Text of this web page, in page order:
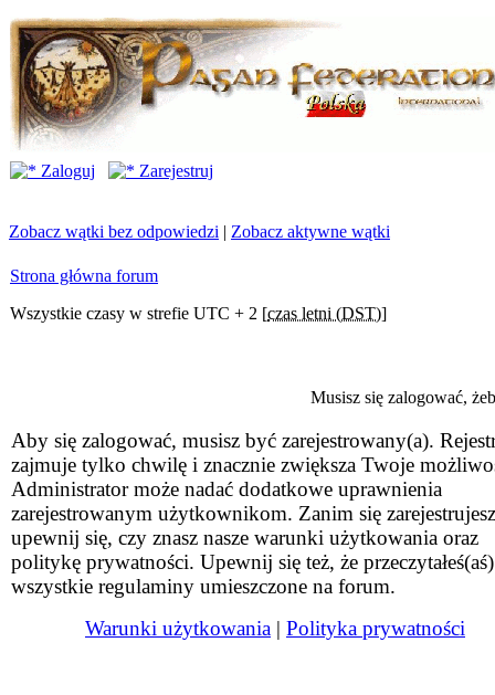
Zaloguj Zarejestruj
Zobacz wątki bez odpowiedzi | Zobacz aktywne wątki
Strona główna forum
Wszystkie czasy w strefie UTC + 2 [czas letni (DST)]
Musisz się zalogować,
Aby się zalogować, musisz być zarejestrowany(a).
zajmuje tylko chwilę i znacznie zwiększa Twoje
Administrator może nadać dodatkowe uprawnienia
zarejestrowanym użytkownikom. Zanim się
upewnij się, czy znasz nasze warunki użytkowania oraz
politykę prywatności. Upewnij się też, że przeczytałeś(aś)
wszystkie regulaminy umieszczone na forum.
Warunki użytkowania | Polityka prywatności